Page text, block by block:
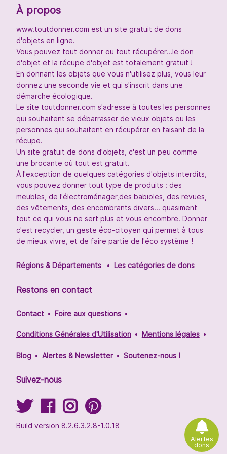
Alertes
dons
À propos
www.toutdonner.com est un site gratuit de dons
d'objets en ligne.
Vous pouvez tout donner ou tout récupérer...le don
d'objet et la récupe d'objet est totalement gratuit !
En donnant les objets que vous n'utilisez plus, vous leur
donnez une seconde vie et qui s'inscrit dans une
démarche écologique.
Le site toutdonner.com s'adresse à toutes les personnes
qui souhaitent se débarrasser de vieux objets ou les
personnes qui souhaitent en récupérer en faisant de la
récupe.
Un site gratuit de dons d'objets, c'est un peu comme
une brocante où tout est gratuit.
À l'exception de quelques catégories d'objets interdits,
vous pouvez donner tout type de produits : des
meubles, de l'électroménager,des babioles, des revues,
des vêtements, des encombrants divers... quasiment
tout ce qui vous ne sert plus et vous encombre. Donner
c'est recycler, un geste éco-citoyen qui permet à tous
de mieux vivre, et de faire partie de l'éco système !
Régions & Départements Les catégories de dons
Restons en contact
Contact Foire aux questions
Conditions Générales d'Utilisation Mentions légales
Blog Alertes & Newsletter Soutenez-nous !
Suivez-nous
Build version 8.2.6.3.2.8-1.0.18